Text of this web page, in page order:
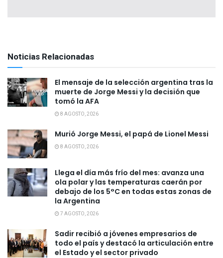
Noticias Relacionadas
El mensaje de la selección argentina tras la
muerte de Jorge Messi y la decisión que
tomó la AFA
8 AGOSTO, 2026
Murió Jorge Messi, el papá de Lionel Messi
8 AGOSTO, 2026
Llega el día más frío del mes: avanza una
ola polar y las temperaturas caerán por
debajo de los 5°C en todas estas zonas de
la Argentina
7 AGOSTO, 2026
Sadir recibió a jóvenes empresarios de
todo el país y destacó la articulación entre
el Estado y el sector privado